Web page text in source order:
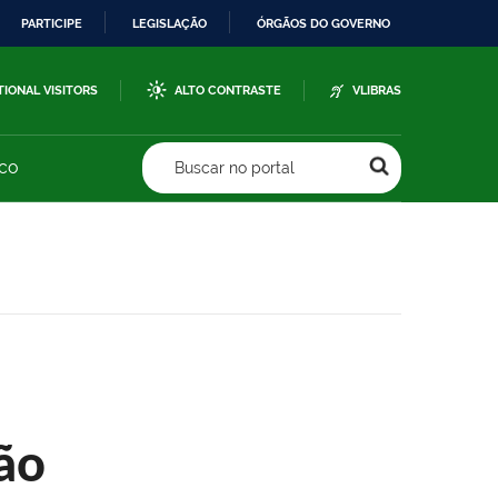
PARTICIPE LEGISLAÇÃO ÓRGÃOS DO GOVERNO
VISITORS ALTO CONTRASTE VLIBRAS
Buscar no portal